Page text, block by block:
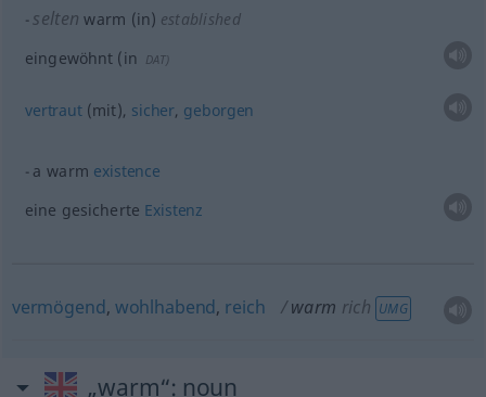
selten warm (in) established
eingewöhnt (in DAT)
vertraut(mit), sicher, geborgen
a warm existence
eine gesicherte Existenz
vermögend, wohlhabend, reich warm rich UMG
„warm“: noun